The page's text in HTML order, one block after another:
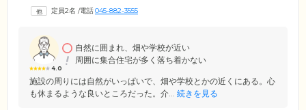
す。医療体制も整えており、看護師が週に1度訪問して健康管理を行うほ
お任せください。
定員2名 /電話045-882-3555
4.0
自然に囲まれ、畑や学校が近い
周囲に集合住宅が多く落ち着かない
施設の周りには自然がいっぱいで、畑や学校とかの近くにある。心
も休まるような良いところだった。介... 続きを見る